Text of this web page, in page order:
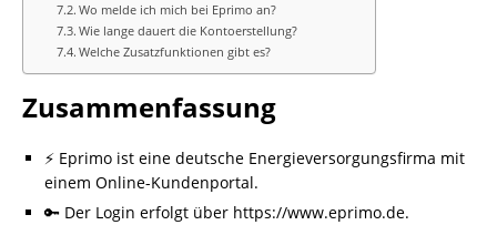
Wo melde ich mich bei Eprimo an?
Wie lange dauert die Kontoerstellung?
Welche Zusatzfunktionen gibt es?
Zusammenfassung
⚡ Eprimo ist eine deutsche Energieversorgungsfirma mit
einem Online-Kundenportal.
🔑 Der Login erfolgt über https://www.eprimo.de.